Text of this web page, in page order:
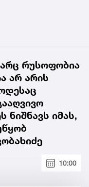
რუსოფობია
არ არის
ნიშნავს იმას,
10:00